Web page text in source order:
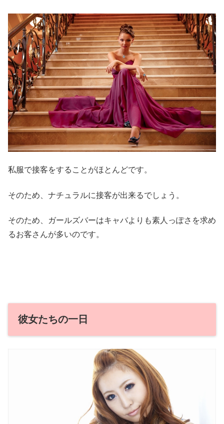
私服で接客をすることがほとんどです。
そのため、ナチュラルに接客が出来るでしょう。
そのため、ガールズバーはキャバよりも素人っぽさを求め
るお客さんが多いのです。
彼女たちの一日